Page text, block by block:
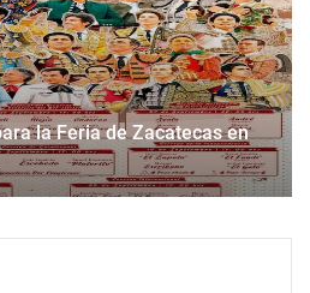
la Feria de Zacatecas en